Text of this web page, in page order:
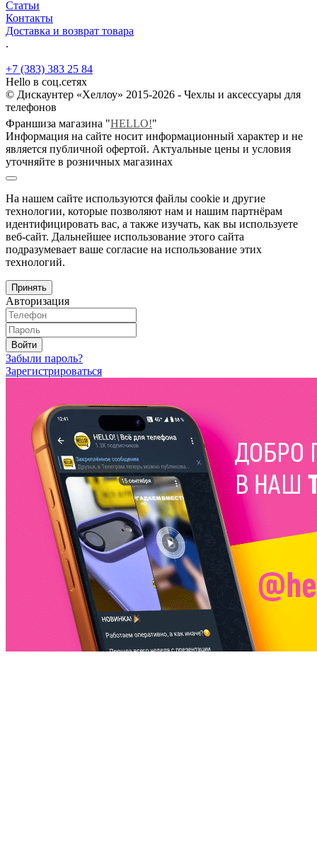
Статьи
Контакты
Доставка и возврат товара
.
+7 (383) 383 25 84
Hello в соц.сетях
© Дискаунтер «Хеллоу» 2015-2026 - Чехлы и аксессуары для
телефонов
Франшиза магазина "HELLO!"
Информация на сайте носит информационный характер и не
является публичной офертой. Актуальные цены и условия
уточняйте в розничных магазинах
На нашем сайте используются файлы cookie и другие
технологии, которые позволяют нам и нашим партнёрам
идентифицировать вас, а также изучать, как вы используете
веб-сайт. Дальнейшее использование этого сайта
подразумевает ваше согласие на использование этих
технологий.
Принять
Авторизация
Войти
Забыли пароль?
Зарегистрироваться